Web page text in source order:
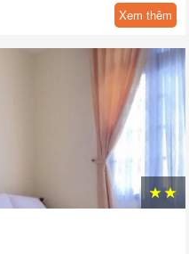
Xem thêm